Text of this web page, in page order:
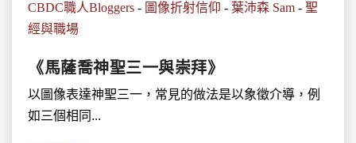
CBDC職人Bloggers - 圖像折射信仰 - 葉沛森 Sam - 聖
經與職場
《馬薩喬神聖三一與崇拜》
以圖像表達神聖三一，常見的做法是以象徵介導，例
如三個相同...